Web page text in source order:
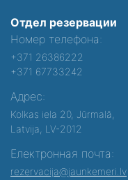
Отдел резервации
Номер телефона:
+371 26386222
+371 67733242
Адрес:
Kolkas iela 20, Jūrmalā,
Latvija, LV-2012
Електронная почта:
rezervacija@jaunkemeri.lv